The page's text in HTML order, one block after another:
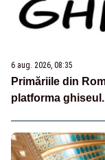
6 aug. 2026, 08:35
Primăriile din
platforma